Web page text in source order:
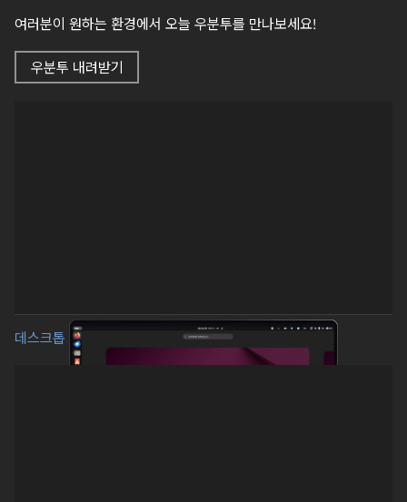
여러분이 원하는 환경에서 오늘 우분투를 만나보세요!
우분투 내려받기
데스크톱 ›